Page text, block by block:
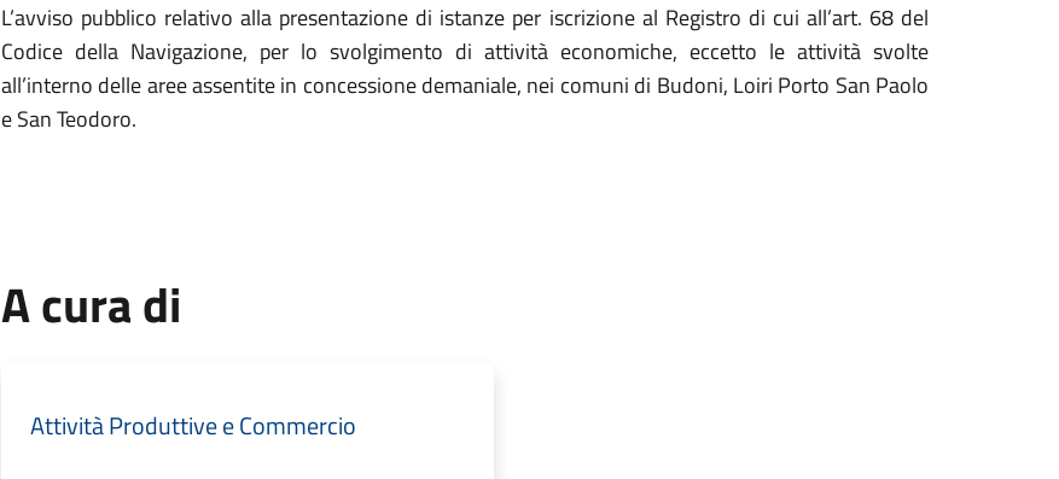
L’avviso pubblico relativo alla presentazione di istanze per iscrizione al Registro di cui all’art. 68 del
Codice della Navigazione, per lo svolgimento di attività economiche, eccetto le attività svolte
all’interno delle aree assentite in concessione demaniale, nei comuni di Budoni, Loiri Porto San Paolo
e San Teodoro.
A cura di
Attività Produttive e Commercio